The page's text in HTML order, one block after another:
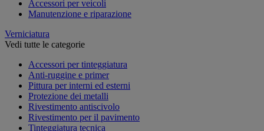
Accessori per veicoli
Manutenzione e riparazione
Verniciatura
Vedi tutte le categorie
Accessori per tinteggiatura
Anti-ruggine e primer
Pittura per interni ed esterni
Protezione dei metalli
Rivestimento antiscivolo
Rivestimento per il pavimento
Tinteggiatura tecnica